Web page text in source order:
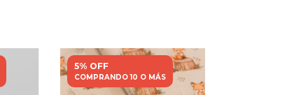
5% OFF
COMPRANDO 10 O MÁS